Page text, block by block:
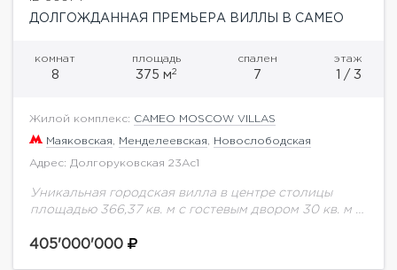
ДОЛГОЖДАННАЯ ПРЕМЬЕРА ВИЛЛЫ В CAMEO
комнат
8
площадь
375 м2
спален
7
этаж
1 / 3
Жилой комплекс: CAMEO MOSCOW VILLAS
Маяковская Менделеевская Новослободская
Адрес: Долгоруковская 23Ас1
Уникальная городская вилла в центре столицы
площадью 366,37 кв. м с гостевым двором 30 кв. м и
класса...
405'000'000